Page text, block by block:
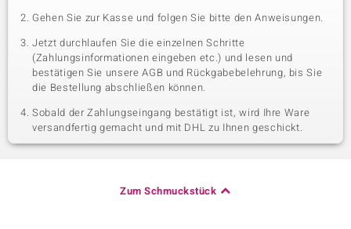
Gehen Sie zur Kasse und folgen Sie bitte den Anweisungen.
Jetzt durchlaufen Sie die einzelnen Schritte
(Zahlungsinformationen eingeben etc.) und lesen und
bestätigen Sie unsere AGB und Rückgabebelehrung, bis Sie
die Bestellung abschließen können.
Sobald der Zahlungseingang bestätigt ist, wird Ihre Ware
versandfertig gemacht und mit DHL zu Ihnen geschickt.
Zum Schmuckstück